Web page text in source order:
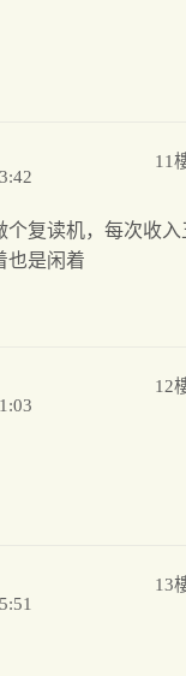
11
个复读机，每次收
也是闲着
12
13